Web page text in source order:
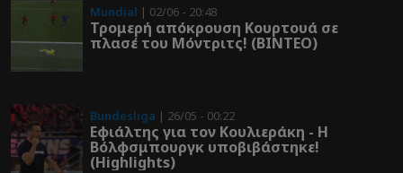
Mundial | 02/06 - 20:48
Τρομερή απόκρουση Κουρτουά σε
πλασέ του Μόντριτς! (ΒΙΝΤΕΟ)
Bundesliga | 26/05 - 00:22
Εφιάλτης για τον Κουλιεράκη - Η
Βόλφσμπουργκ υποβιβάστηκε!
(Highlights)